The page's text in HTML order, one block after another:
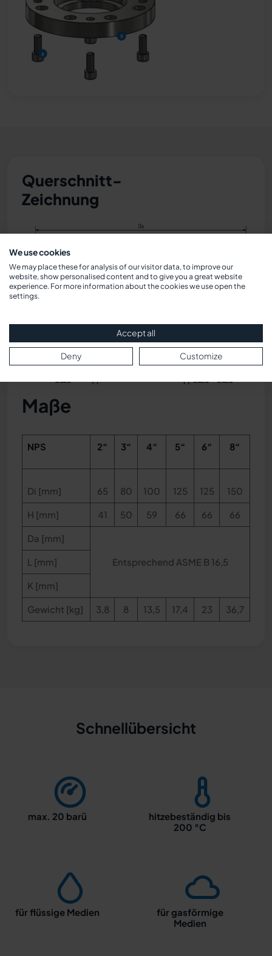
Querschnitt-
Zeichnung
Maße
NPS 2“ 3“ 4“ 5“ 6“ 8“
Di [mm] 65 80 100 125 125 150
H [mm] 41 50 59 66 66 66
Da [mm]
Entsprechend ASME B 16,5
L [mm]
K [mm]
Gewicht [kg] 3,8 8 13,5 17,4 23 36,7
Schnellübersicht
max. 20 barü
hitzebeständig bis
200 °C
für flüssige Medien
für gasförmige
Medien
We use cookies
We may place these for analysis of our visitor data, to improve our
website, show personalised content and to give you a great website
experience. For more information about the cookies we use open the
settings.
Accept all
Deny Customize